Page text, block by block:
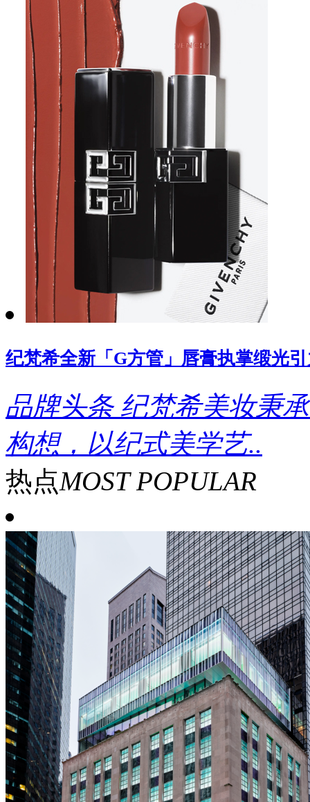
纪梵希全新「G方管」唇膏执掌缎光
品牌头条 纪梵希美妆秉
构想，以纪式美学艺..
热点MOST POPULAR